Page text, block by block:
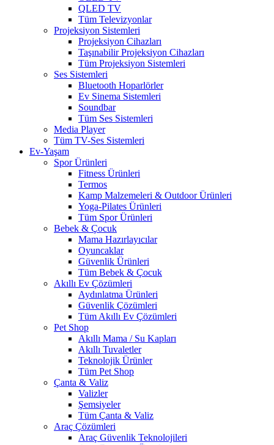
QLED TV
Tüm Televizyonlar
Projeksiyon Sistemleri
Projeksiyon Cihazları
Taşınabilir Projeksiyon Cihazları
Tüm Projeksiyon Sistemleri
Ses Sistemleri
Bluetooth Hoparlörler
Ev Sinema Sistemleri
Soundbar
Tüm Ses Sistemleri
Media Player
Tüm TV-Ses Sistemleri
Ev-Yaşam
Spor Ürünleri
Fitness Ürünleri
Termos
Kamp Malzemeleri & Outdoor Ürünleri
Yoga-Pilates Ürünleri
Tüm Spor Ürünleri
Bebek & Çocuk
Mama Hazırlayıcılar
Oyuncaklar
Güvenlik Ürünleri
Tüm Bebek & Çocuk
Akıllı Ev Çözümleri
Aydınlatma Ürünleri
Güvenlik Çözümleri
Tüm Akıllı Ev Çözümleri
Pet Shop
Akıllı Mama / Su Kapları
Akıllı Tuvaletler
Teknolojik Ürünler
Tüm Pet Shop
Çanta & Valiz
Valizler
Şemsiyeler
Tüm Çanta & Valiz
Araç Çözümleri
Araç Güvenlik Teknolojileri